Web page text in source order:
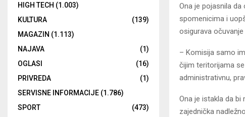
Ona je pojasnila
spomenicima i
osigurava
– Komisija samo
čijim teritorijama
administrativnu,
Ona je istakla da bi
zajednička
HIGH TECH (1.003)
KULTURA
(139)
MAGAZIN (1.113)
NAJAVA
(1)
OGLASI
(16)
PRIVREDA
(1)
SERVISNE INFORMACIJE (1.786)
SPORT
(473)